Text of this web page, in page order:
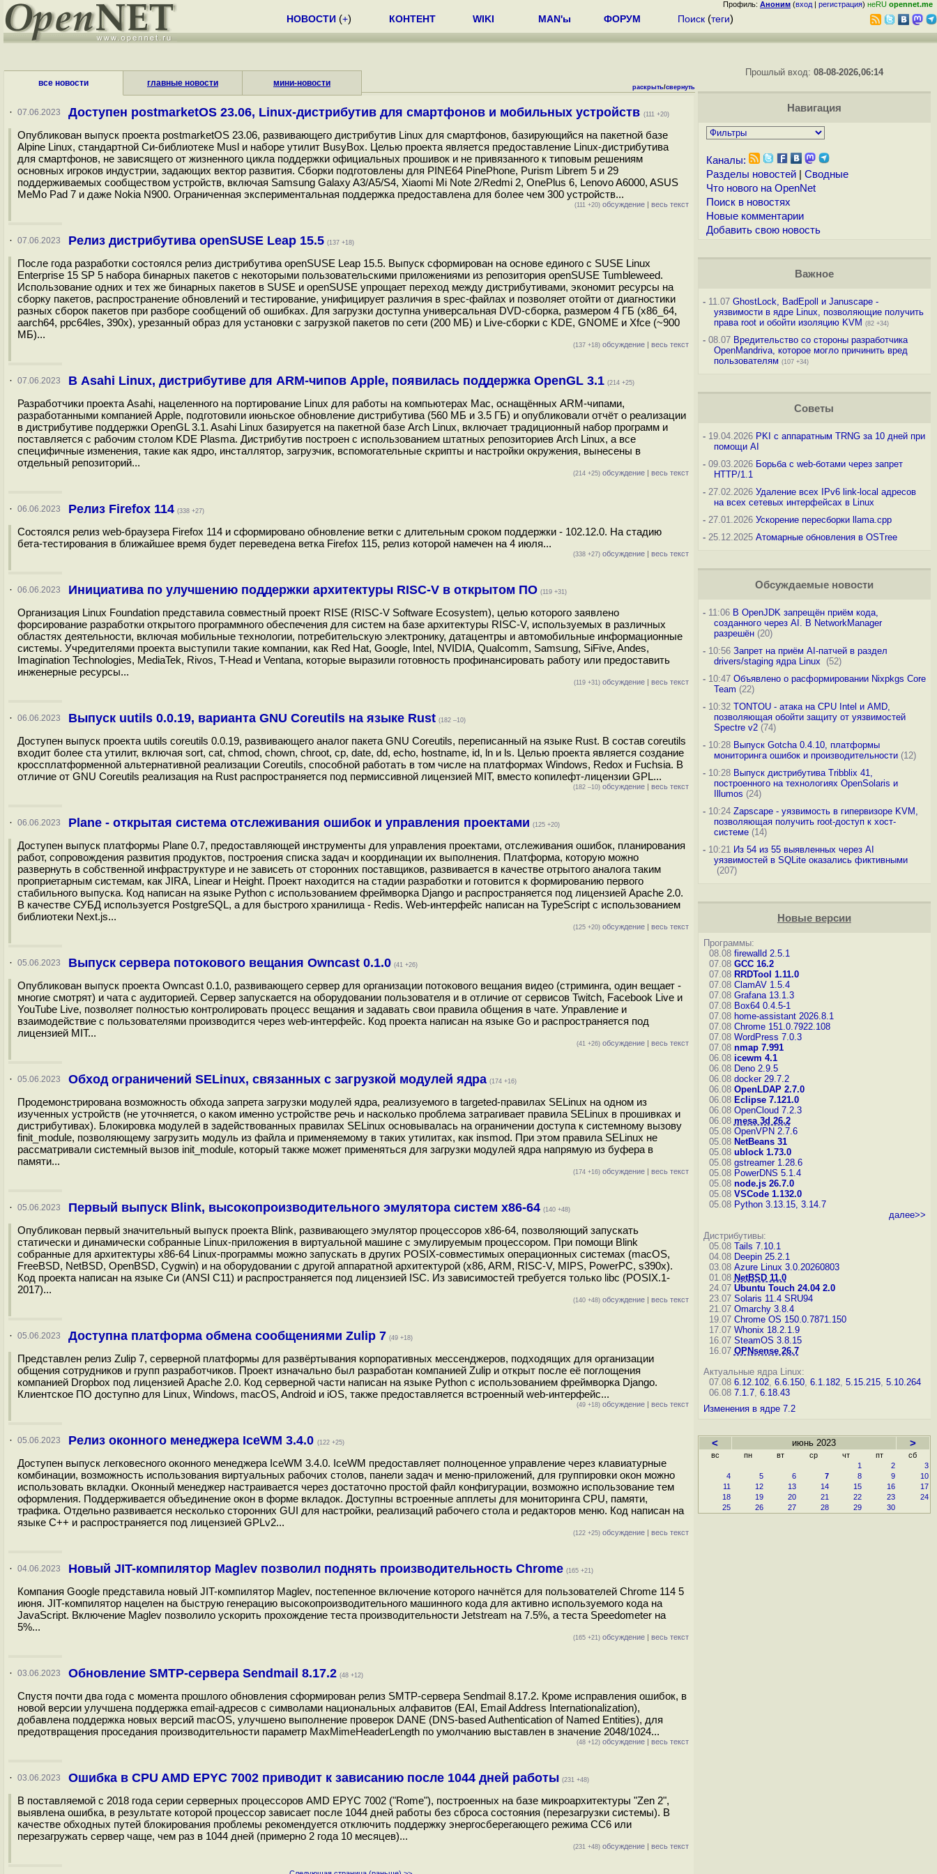
Профиль: Аноним (вход | регистрация) неRU opennet.me
НОВОСТИ (+) КОНТЕНТ WIKI MAN'ы ФОРУМ Поиск (теги)
все новости главные новости мини-новости раскрыть/свернуть
· 07.06.2023 Доступен postmarketOS 23.06, Linux-дистрибутив для смартфонов и мобильных устройств (111 +20)
Опубликован выпуск проекта postmarketOS 23.06, развивающего дистрибутив Linux для смартфонов, базирующийся на пакетной базе
Alpine Linux, стандартной Си-библиотеке Musl и наборе утилит BusyBox. Целью проекта является предоставление Linux-дистрибутива
для смартфонов, не зависящего от жизненного цикла поддержки официальных прошивок и не привязанного к типовым решениям
основных игроков индустрии, задающих вектор развития. Сборки подготовлены для PINE64 PinePhone, Purism Librem 5 и 29
поддерживаемых сообществом устройств, включая Samsung Galaxy A3/A5/S4, Xiaomi Mi Note 2/Redmi 2, OnePlus 6, Lenovo A6000, ASUS
MeMo Pad 7 и даже Nokia N900. Ограниченная экспериментальная поддержка предоставлена для более чем 300 устройств...
(111 +20) обсуждение | весь текст
· 07.06.2023 Релиз дистрибутива openSUSE Leap 15.5 (137 +18)
После года разработки состоялся релиз дистрибутива openSUSE Leap 15.5. Выпуск сформирован на основе единого с SUSE Linux
Enterprise 15 SP 5 набора бинарных пакетов c некоторыми пользовательскими приложениями из репозитория openSUSE Tumbleweed.
Использование одних и тех же бинарных пакетов в SUSE и openSUSE упрощает переход между дистрибутивами, экономит ресурсы на
сборку пакетов, распространение обновлений и тестирование, унифицирует различия в spec-файлах и позволяет отойти от диагностики
разных сборок пакетов при разборе сообщений об ошибках. Для загрузки доступна универсальная DVD-сборка, размером 4 ГБ (x86_64,
aarch64, ppc64les, 390x), урезанный образ для установки с загрузкой пакетов по сети (200 МБ) и Live-сборки с KDE, GNOME и Xfce (~900
МБ)...
(137 +18) обсуждение | весь текст
· 07.06.2023 В Asahi Linux, дистрибутиве для ARM-чипов Apple, появилась поддержка OpenGL 3.1 (214 +25)
Разработчики проекта Asahi, нацеленного на портирование Linux для работы на компьютерах Mac, оснащённых ARM-чипами,
разработанными компанией Apple, подготовили июньское обновление дистрибутива (560 МБ и 3.5 ГБ) и опубликовали отчёт о реализации
в дистрибутиве поддержки OpenGL 3.1. Asahi Linux базируется на пакетной базе Arch Linux, включает традиционный набор программ и
поставляется с рабочим столом KDE Plasma. Дистрибутив построен с использованием штатных репозиториев Arch Linux, а все
специфичные изменения, такие как ядро, инсталлятор, загрузчик, вспомогательные скрипты и настройки окружения, вынесены в
отдельный репозиторий...
(214 +25) обсуждение | весь текст
· 06.06.2023 Релиз Firefox 114 (338 +27)
Состоялся релиз web-браузера Firefox 114 и сформировано обновление ветки с длительным сроком поддержки - 102.12.0. На стадию
бета-тестирования в ближайшее время будет переведена ветка Firefox 115, релиз которой намечен на 4 июля...
(338 +27) обсуждение | весь текст
· 06.06.2023 Инициатива по улучшению поддержки архитектуры RISC-V в открытом ПО (119 +31)
Организация Linux Foundation представила совместный проект RISE (RISC-V Software Ecosystem), целью которого заявлено
форсирование разработки открытого программного обеспечения для систем на базе архитектуры RISC-V, используемых в различных
областях деятельности, включая мобильные технологии, потребительскую электронику, датацентры и автомобильные информационные
системы. Учредителями проекта выступили такие компании, как Red Hat, Google, Intel, NVIDIA, Qualcomm, Samsung, SiFive, Andes,
Imagination Technologies, MediaTek, Rivos, T-Head и Ventana, которые выразили готовность профинансировать работу или предоставить
инженерные ресурсы...
(119 +31) обсуждение | весь текст
· 06.06.2023 Выпуск uutils 0.0.19, варианта GNU Coreutils на языке Rust (182 –10)
Доступен выпуск проекта uutils coreutils 0.0.19, развивающего аналог пакета GNU Coreutils, переписанный на языке Rust. В состав coreutils
входит более ста утилит, включая sort, cat, chmod, chown, chroot, cp, date, dd, echo, hostname, id, ln и ls. Целью проекта является создание
кроссплатформенной альтернативной реализации Coreutils, способной работать в том числе на платформах Windows, Redox и Fuchsia. В
отличие от GNU Coreutils реализация на Rust распространяется под пермиссивной лицензией MIT, вместо копилефт-лицензии GPL...
(182 –10) обсуждение | весь текст
· 06.06.2023 Plane - открытая система отслеживания ошибок и управления проектами (125 +20)
Доступен выпуск платформы Plane 0.7, предоставляющей инструменты для управления проектами, отслеживания ошибок, планирования
работ, сопровождения развития продуктов, построения списка задач и координации их выполнения. Платформа, которую можно
развернуть в собственной инфраструктуре и не зависеть от сторонних поставщиков, развивается в качестве отрытого аналога таким
проприетарным системам, как JIRA, Linear и Height. Проект находится на стадии разработки и готовится к формированию первого
стабильного выпуска. Код написан на языке Python с использованием фреймворка Django и распространяется под лицензией Apache 2.0.
В качестве СУБД используется PostgreSQL, а для быстрого хранилища - Redis. Web-интерфейс написан на TypeScript с использованием
библиотеки Next.js...
(125 +20) обсуждение | весь текст
· 05.06.2023 Выпуск сервера потокового вещания Owncast 0.1.0 (41 +26)
Опубликован выпуск проекта Owncast 0.1.0, развивающего сервер для организации потокового вещания видео (стриминга, один вещает -
многие смотрят) и чата с аудиторией. Сервер запускается на оборудовании пользователя и в отличие от сервисов Twitch, Facebook Live и
YouTube Live, позволяет полностью контролировать процесс вещания и задавать свои правила общения в чате. Управление и
взаимодействие с пользователями производится через web-интерфейс. Код проекта написан на языке Go и распространяется под
лицензией MIT...
(41 +26) обсуждение | весь текст
· 05.06.2023 Обход ограничений SELinux, связанных с загрузкой модулей ядра (174 +16)
Продемонстрирована возможность обхода запрета загрузки модулей ядра, реализуемого в targeted-правилах SELinux на одном из
изученных устройств (не уточняется, о каком именно устройстве речь и насколько проблема затрагивает правила SELinux в прошивках и
дистрибутивах). Блокировка модулей в задействованных правилах SELinux основывалась на ограничении доступа к системному вызову
finit_module, позволяющему загрузить модуль из файла и применяемому в таких утилитах, как insmod. При этом правила SELinux не
рассматривали системный вызов init_module, который также может применяться для загрузки модулей ядра напрямую из буфера в
памяти...
(174 +16) обсуждение | весь текст
· 05.06.2023 Первый выпуск Blink, высокопроизводительного эмулятора систем x86-64 (140 +48)
Опубликован первый значительный выпуск проекта Blink, развивающего эмулятор процессоров x86-64, позволяющий запускать
статически и динамически собранные Linux-приложения в виртуальной машине с эмулируемым процессором. При помощи Blink
cобранные для архитектуры x86-64 Linux-программы можно запускать в других POSIX-совместимых операционных системах (macOS,
FreeBSD, NetBSD, OpenBSD, Cygwin) и на оборудовании с другой аппаратной архитектурой (x86, ARM, RISC-V, MIPS, PowerPC, s390x).
Код проекта написан на языке Си (ANSI C11) и распространяется под лицензией ISC. Из зависимостей требуется только libc (POSIX.1-
2017)...
(140 +48) обсуждение | весь текст
· 05.06.2023 Доступна платформа обмена сообщениями Zulip 7 (49 +18)
Представлен релиз Zulip 7, серверной платформы для развёртывания корпоративных мессенджеров, подходящих для организации
общения сотрудников и групп разработчиков. Проект изначально был разработан компанией Zulip и открыт после её поглощения
компанией Dropbox под лицензией Apache 2.0. Код серверной части написан на языке Python с использованием фреймворка Django.
Клиентское ПО доступно для Linux, Windows, macOS, Android и iOS, также предоставляется встроенный web-интерфейс...
(49 +18) обсуждение | весь текст
· 05.06.2023 Релиз оконного менеджера IceWM 3.4.0 (122 +25)
Доступен выпуск легковесного оконного менеджера IceWM 3.4.0. IceWM предоставляет полноценное управление через клавиатурные
комбинации, возможность использования виртуальных рабочих столов, панели задач и меню-приложений, для группировки окон можно
использовать вкладки. Оконный менеджер настраивается через достаточно простой файл конфигурации, возможно использование тем
оформления. Поддерживается объединение окон в форме вкладок. Доступны встроенные апплеты для мониторинга CPU, памяти,
трафика. Отдельно развивается несколько сторонних GUI для настройки, реализаций рабочего стола и редакторов меню. Код написан на
языке С++ и распространяется под лицензией GPLv2...
(122 +25) обсуждение | весь текст
· 04.06.2023 Новый JIT-компилятор Maglev позволил поднять производительность Chrome (165 +21)
Компания Google представила новый JIT-компилятор Maglev, постепенное включение которого начнётся для пользователей Chrome 114 5
июня. JIT-компилятор нацелен на быструю генерацию высокопроизводительного машинного кода для активно используемого кода на
JavaScript. Включение Maglev позволило ускорить прохождение теста производительности Jetstream на 7.5%, а теста Speedometer на
5%...
(165 +21) обсуждение | весь текст
· 03.06.2023 Обновление SMTP-сервера Sendmail 8.17.2 (48 +12)
Спустя почти два года с момента прошлого обновления сформирован релиз SMTP-сервера Sendmail 8.17.2. Кроме исправления ошибок, в
новой версии улучшена поддержка email-адресов с символами национальных алфавитов (EAI, Email Address Internationalization),
добавлена поддержка новых версий macOS, улучшено выполнение проверок DANE (DNS-based Authentication of Named Entities), для
предотвращения проседания производительности параметр MaxMimeHeaderLength по умолчанию выставлен в значение 2048/1024...
(48 +12) обсуждение | весь текст
· 03.06.2023 Ошибка в CPU AMD EPYC 7002 приводит к зависанию после 1044 дней работы (231 +48)
В поставляемой с 2018 года серии серверных процессоров AMD EPYC 7002 ("Rome"), построенных на базе микроархитектуры "Zen 2",
выявлена ошибка, в результате которой процессор зависает после 1044 дней работы без сброса состояния (перезагрузки системы). В
качестве обходных путей блокирования проблемы рекомендуется отключить поддержку энергосберегающего режима CC6 или
перезагружать сервер чаще, чем раз в 1044 дней (примерно 2 года 10 месяцев)...
(231 +48) обсуждение | весь текст
Прошлый вход:08-08-2026,06:14
Навигация
Каналы:
Разделы новостей| Сводные
Что нового на OpenNet
Поиск в новостях
Новые комментарии
Добавить свою новость
Важное
-11.07 GhostLock, BadEpoll и Januscape -
уязвимости в ядре Linux, позволяющие получить
права root и обойти изоляцию KVM (82 +34)
-08.07 Вредительство со стороны разработчика
OpenMandriva, которое могло причинить вред
пользователям (107 +34)
Советы
-19.04.2026 PKI с аппаратным TRNG за 10 дней при
помощи AI
-09.03.2026 Борьба с web-ботами через запрет
HTTP/1.1
-27.02.2026 Удаление всех IPv6 link-local адресов
на всех сетевых интерфейсах в Linux
-27.01.2026 Ускорение пересборки llama.cpp
-25.12.2025 Атомарные обновления в OSTree
Обсуждаемые новости
-11:06 В OpenJDK запрещён приём кода,
созданного через AI. В NetworkManager
разрешён(20)
-10:56 Запрет на приём AI-патчей в раздел
drivers/staging ядра Linux
(52)
-10:47 Объявлено о расформировании Nixpkgs Core
Team (22)
-10:32 TONTOU - атака на CPU Intel и AMD,
позволяющая обойти защиту от уязвимостей
Spectre v2(74)
-10:28 Выпуск Gotcha 0.4.10, платформы
мониторинга ошибок и производительности(12)
-10:28 Выпуск дистрибутива Tribblix 41,
построенного на технологиях OpenSolaris и
Illumos (24)
-10:24 Zapscape - уязвимость в гипервизоре KVM,
позволяющая получить root-доступ к хост-
системе(14)
-10:21 Из 54 из 55 выявленных через AI
уязвимостей в SQLite оказались фиктивными
(207)
Новые версии
Программы:
08.08 firewalld 2.5.1
07.08 GCC 16.2
07.08 RRDTool 1.11.0
07.08 ClamAV 1.5.4
07.08 Grafana 13.1.3
07.08 Box64 0.4.5-1
07.08 home-assistant 2026.8.1
07.08 Chrome 151.0.7922.108
07.08 WordPress 7.0.3
07.08 nmap 7.991
06.08 icewm 4.1
06.08 Deno 2.9.5
06.08 docker 29.7.2
06.08 OpenLDAP 2.7.0
06.08 Eclipse 7.121.0
06.08 OpenCloud 7.2.3
06.08 mesa 3d 26.2
05.08 OpenVPN 2.7.6
05.08 NetBeans 31
05.08 ublock 1.73.0
05.08 gstreamer 1.28.6
05.08 PowerDNS 5.1.4
05.08 node.js 26.7.0
05.08 VSCode 1.132.0
05.08 Python 3.13.15, 3.14.7
далее>>
Дистрибутивы:
05.08 Tails 7.10.1
04.08 Deepin 25.2.1
03.08 Azure Linux 3.0.20260803
01.08 NetBSD 11.0
24.07 Ubuntu Touch 24.04 2.0
23.07 Solaris 11.4 SRU94
21.07 Omarchy 3.8.4
19.07 Chrome OS 150.0.7871.150
17.07 Whonix 18.2.1.9
16.07 SteamOS 3.8.15
16.07 OPNsense 26.7
Актуальные ядра Linux:
07.08 6.12.102, 6.6.150, 6.1.182, 5.15.215, 5.10.264
06.08 7.1.7, 6.18.43
Изменения в ядре 7.2
< июнь 2023 >
вс пн вт ср чт пт
сб
1
2
3
4
5 6 7 8 9
10
11
12 13 14 15 16
17
18
19 20 21 22 23
24
25
26 27 28 29 30